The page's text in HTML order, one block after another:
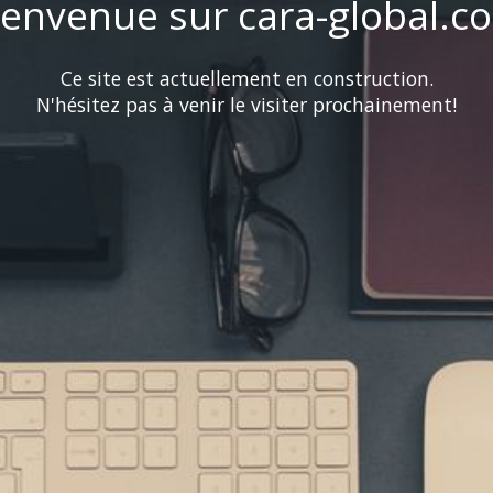
sur cara-
Ce site est actuellement en construction.
N'hésitez pas à venir le visiter prochainement!